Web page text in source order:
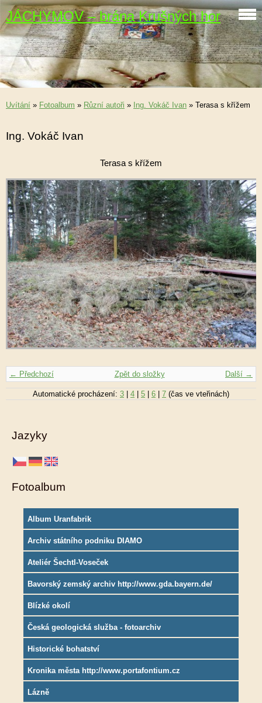
JÁCHYMOV – brána Krušných hor
Uvítání » Fotoalbum » Různí autoři » Ing. Vokáč Ivan » Terasa s křížem
Ing. Vokáč Ivan
Terasa s křížem
← Předchozí Další →
Zpět do složky
Automatické procházení: 3 | 4 | 5 | 6 | 7 (čas ve vteřinách)
Jazyky
Fotoalbum
Album Uranfabrik
Archiv státního podniku DIAMO
Ateliér Šechtl-Voseček
Bavorský zemský archiv http://www.gda.bayern.de/
Blízké okolí
Česká geologická služba - fotoarchiv
Historické bohatství
Kronika města http://www.portafontium.cz
Lázně